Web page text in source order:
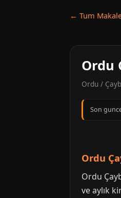
← Tum
Ordu
Ordu /
Son
Ordu
Ordu
ve aylık